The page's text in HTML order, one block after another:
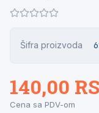
Šifra proizvoda
140,00
Cena sa PDV-om